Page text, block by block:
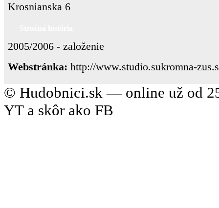
Krosnianska 6
2005/2006 - založenie
Webstránka: http://www.studio.sukromna-
© Hudobnici.sk — online už od
YT a skôr ako FB